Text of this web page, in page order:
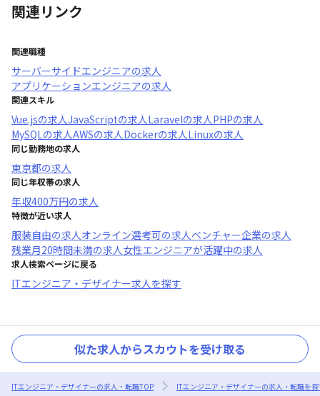
関連リンク
関連職種
サーバーサイドエンジニアの求人
アプリケーションエンジニアの求人
関連スキル
Vue.jsの求人JavaScriptの求人Laravelの求人PHPの求人
MySQLの求人AWSの求人Dockerの求人Linuxの求人
同じ勤務地の求人
東京都の求人
同じ年収帯の求人
年収400万円の求人
特徴が近い求人
服装自由の求人オンライン選考可の求人ベンチャー企業の求人
残業月20時間未満の求人女性エンジニアが活躍中の求人
求人検索ページに戻る
ITエンジニア・デザイナー求人を探す
似た求人からスカウトを受け取る
ITエンジニア・デザイナーの求人・転職TOP ITエンジニア・デザイナーの求人・転職を